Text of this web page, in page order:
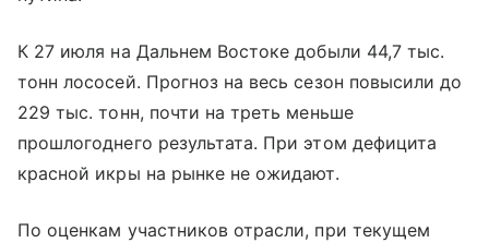
К 27 июля на Дальнем Востоке добыли 44,7 тыс.
тонн лососей. Прогноз на весь сезон повысили до
229 тыс. тонн, почти на треть меньше
прошлогоднего результата. При этом дефицита
красной икры на рынке не ожидают.
По оценкам участников отрасли, при текущем